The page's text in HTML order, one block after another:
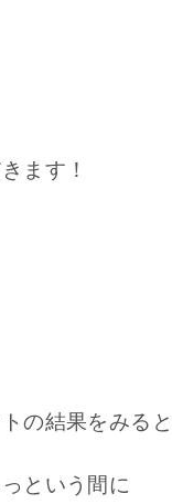
ます！
の結果をみると
という間に